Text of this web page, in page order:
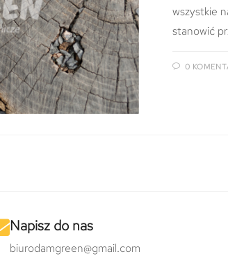
wszystkie
stanowić
0
Napisz do nas
biurodamgreen@gmail.com